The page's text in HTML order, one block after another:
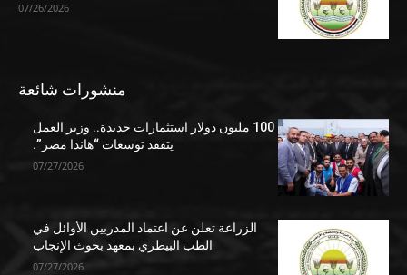
07/26/2026
منشورات شائعة
100 مليون دولار استثمارات جديدة.. وزير العمل
يتفقد توسعات “هاندا مصر”.
07/27/2026
الزراعة تعلن عن اعتماد المدربين الأوائل في
الطب البيطري بمعهد بحوث الإنجاب
07/27/2026